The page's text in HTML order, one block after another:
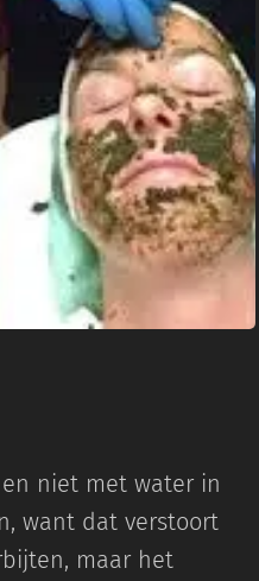
niet met water in
want dat verstoort
maar het